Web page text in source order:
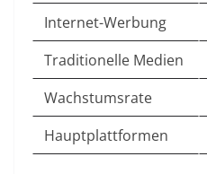
Internet-Werbung
Traditionelle Medien
Wachstumsrate
Hauptplattformen